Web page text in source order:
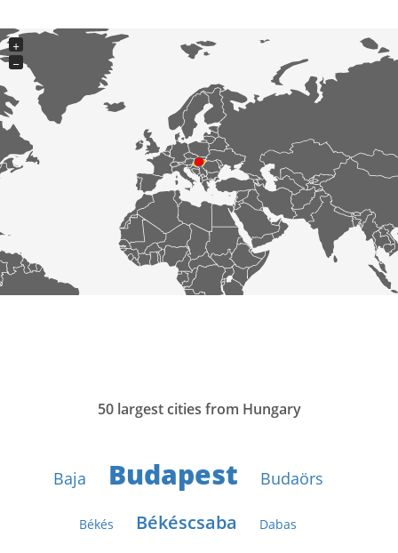
+
−
50 largest cities from Hungary
Baja Budapest Budaörs
Békés Békéscsaba Dabas